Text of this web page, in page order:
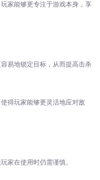
家能够更专注于游戏本身，享
易地锁定目标，从而提高击杀
得玩家能够更灵活地应对敌
家在使用时仍需谨慎。